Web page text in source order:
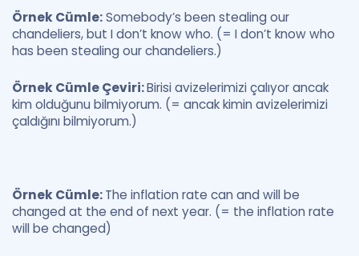
Örnek Cümle:Somebody’s been stealing our
chandeliers, but I don’t know who. (= I don’t know who
has been stealing our chandeliers.)
Örnek Cümle Çeviri:Birisi avizelerimizi çalıyor ancak
kim olduğunu bilmiyorum. (= ancak kimin avizelerimizi
çaldığını bilmiyorum.)
Örnek Cümle:The inflation rate can and will be
changed at the end of next year. (= the inflation rate
will be changed)